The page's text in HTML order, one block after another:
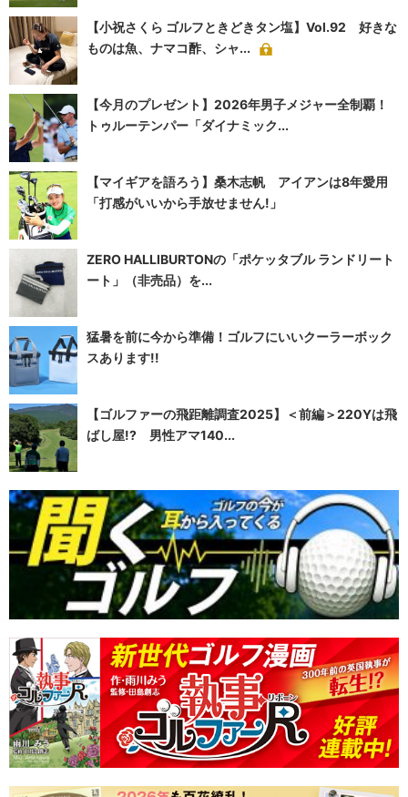
【小祝さくら ゴルフときどきタン塩】Vol.92 好きな
ものは魚、ナマコ酢、シャ...
【今月のプレゼント】2026年男子メジャー全制覇！
トゥルーテンパー「ダイナミック...
【マイギアを語ろう】桑木志帆 アイアンは8年愛用
「打感がいいから手放せません!」
ZERO HALLIBURTONの「ポケッタブル ランドリート
ート」（非売品）を...
猛暑を前に今から準備！ゴルフにいいクーラーボック
スあります!!
【ゴルファーの飛距離調査2025】＜前編＞220Yは飛
ばし屋!? 男性アマ140...